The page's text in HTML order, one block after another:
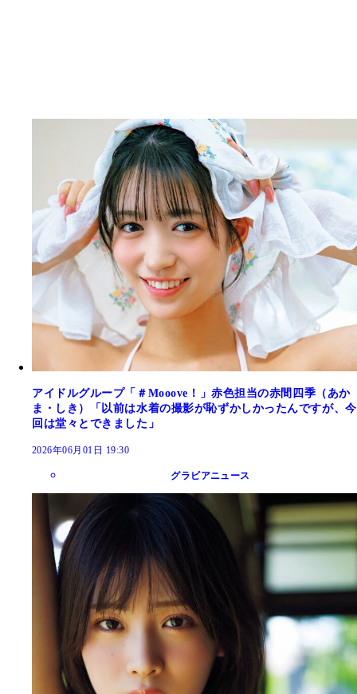
アイドルグループ「＃Mooove！」赤色担当の赤間四季（あか
ま・しき）「以前は水着の撮影が恥ずかしかったんですが、今
回は堂々とできました」
2026年06月01日 19:30
グラビアニュース